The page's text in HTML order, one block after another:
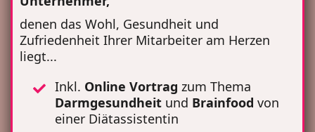
denen das Wohl, Gesundheit und
Zufriedenheit Ihrer Mitarbeiter am Herzen
liegt...
Inkl. Online Vortrag zum Thema
Darmgesundheit und Brainfood von
einer Diätassistentin